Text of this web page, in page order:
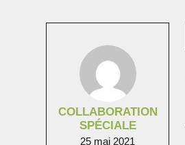
COLLABORATION
SPÉCIALE
25 mai 2021